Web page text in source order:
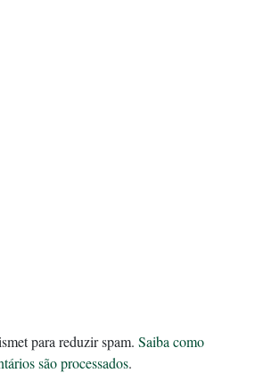
para reduzir spam. Saiba como
são processados.